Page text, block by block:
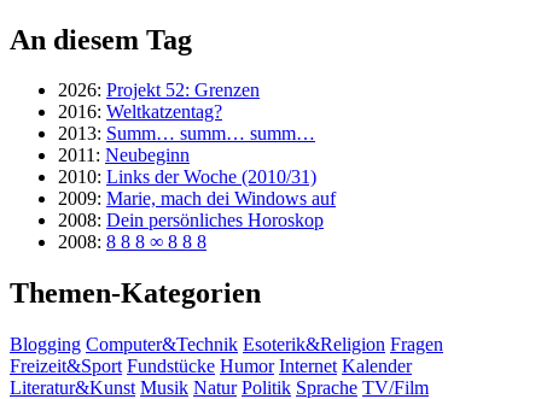
An diesem Tag
2026: Projekt 52: Grenzen
2016: Weltkatzentag?
2013: Summ… summ… summ…
2011: Neubeginn
2010: Links der Woche (2010/31)
2009: Marie, mach dei Windows auf
2008: Dein persönliches Horoskop
2008: 8 8 8 ∞ 8 8 8
Themen-Kategorien
Blogging Computer&Technik Esoterik&Religion Fragen
Freizeit&Sport Fundstücke Humor Internet Kalender
Literatur&Kunst Musik Natur Politik Sprache TV/Film